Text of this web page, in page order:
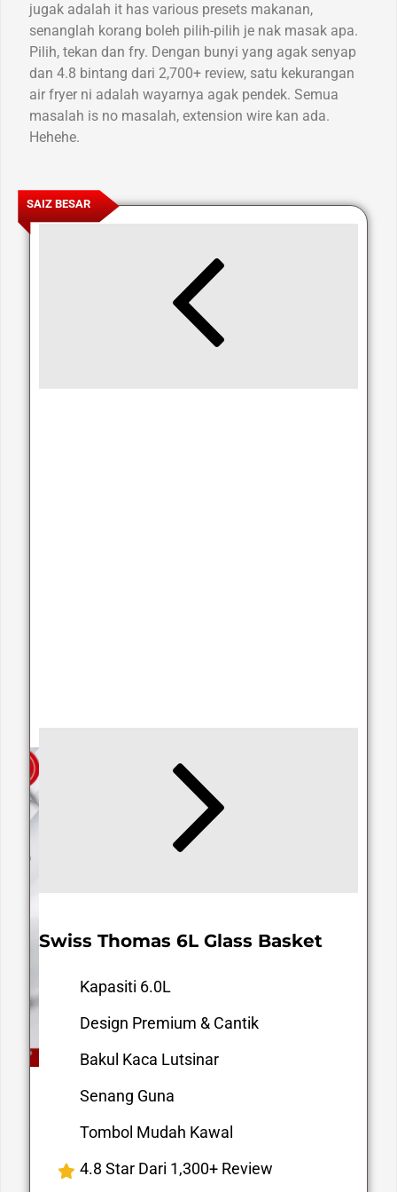
jugak adalah it has various presets makanan,
senanglah korang boleh pilih-pilih je nak masak apa.
Pilih, tekan dan fry. Dengan bunyi yang agak senyap
dan 4.8 bintang dari 2,700+ review, satu kekurangan
air fryer ni adalah wayarnya agak pendek. Semua
masalah is no masalah, extension wire kan ada.
Hehehe.
SAIZ BESAR
Swiss Thomas 6L Glass Basket
Kapasiti 6.0L
Design Premium & Cantik
Bakul Kaca Lutsinar
Senang Guna
Tombol Mudah Kawal
4.8 Star Dari 1,300+ Review